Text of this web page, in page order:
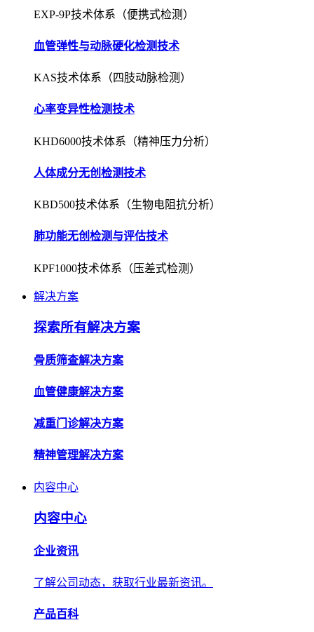
EXP-9P技术体系（便携式检测）
血管弹性与动脉硬化检测技术
KAS技术体系（四肢动脉检测）
心率变异性检测技术
KHD6000技术体系（精神压力分析）
人体成分无创检测技术
KBD500技术体系（生物电阻抗分析）
肺功能无创检测与评估技术
KPF1000技术体系（压差式检测）
解决方案
探索所有解决方案
骨质筛查解决方案
血管健康解决方案
减重门诊解决方案
精神管理解决方案
内容中心
内容中心
企业资讯
了解公司动态，获取行业最新资讯。
产品百科